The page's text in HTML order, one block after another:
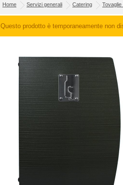
Home Servizi generali Catering Tovaglie
Questo prodotto è temporaneamente non